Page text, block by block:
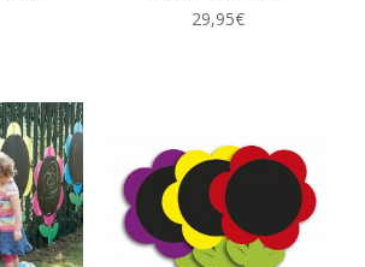
29,95€